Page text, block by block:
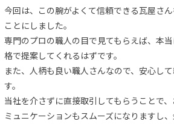
今回は、この腕がよくて信頼できる瓦屋さ
ことにしました。
専門のプロの職人の目で見てもらえば、本
格で提案してくれるはずです。
また、人柄も良い職人さんなので、安心し
す。
当社を介さずに直接取引してもらうことで
ミュニケーションもスムーズになりますし